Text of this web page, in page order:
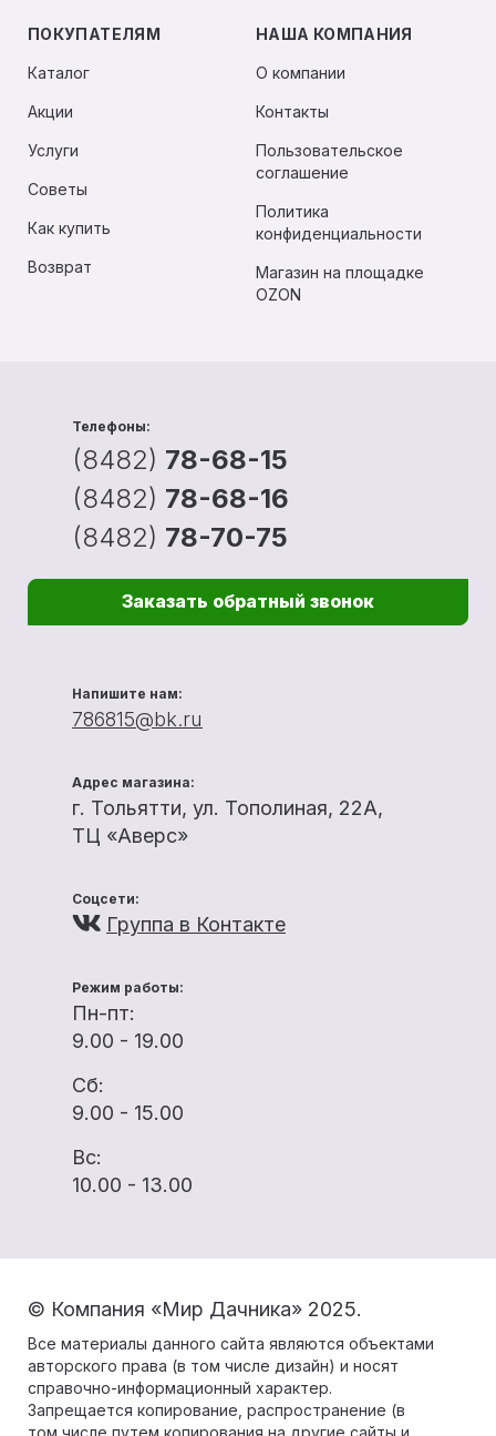
ПОКУПАТЕЛЯМ
Каталог
Акции
Услуги
Советы
Как купить
Возврат
НАША КОМПАНИЯ
О компании
Контакты
Пользовательское
соглашение
Политика
конфиденциальности
Магазин на площадке
OZON
Телефоны:
(8482) 78-68-15
(8482) 78-68-16
(8482) 78-70-75
Заказать обратный звонок
Напишите нам:
786815@bk.ru
Адрес магазина:
г. Тольятти, ул. Тополиная, 22А,
ТЦ «Аверс»
Соцсети:
Группа в Контакте
Режим работы:
Пн-пт:
9.00 - 19.00
Сб:
9.00 - 15.00
Вс:
10.00 - 13.00
© Компания «Мир Дачника» 2025.
Все материалы данного сайта являются объектами
авторского права (в том числе дизайн) и носят
справочно-информационный характер.
Запрещается копирование, распространение (в